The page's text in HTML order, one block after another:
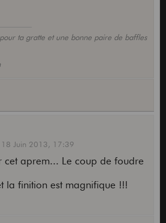
ta gratte et une bonne paire de baffles
18 Juin 2013, 17:39
cet aprem... Le coup de foudre
la finition est magnifique !!!